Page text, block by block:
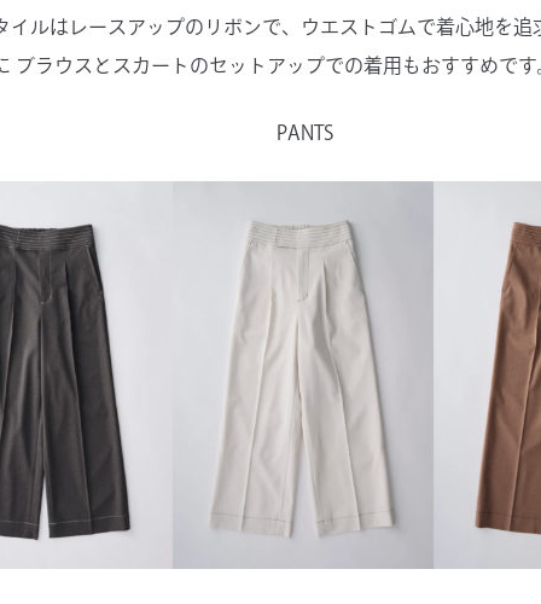
イルはレースアップのリボンで、ウエストゴムで着心地を追
ブラウスとスカートのセットアップでの着用もおすすめです
PANTS